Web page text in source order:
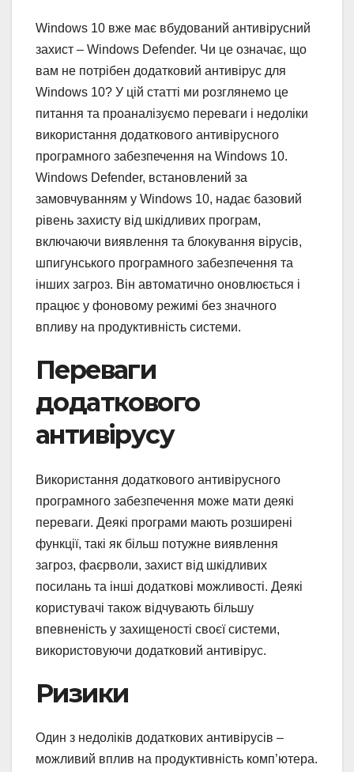
Windows 10 вже має вбудований антивірусний
захист – Windows Defender. Чи це означає, що
вам не потрібен додатковий антивірус для
Windows 10? У цій статті ми розглянемо це
питання та проаналізуємо переваги і недоліки
використання додаткового антивірусного
програмного забезпечення на Windows 10.
Windows Defender, встановлений за
замовчуванням у Windows 10, надає базовий
рівень захисту від шкідливих програм,
включаючи виявлення та блокування вірусів,
шпигунського програмного забезпечення та
інших загроз. Він автоматично оновлюється і
працює у фоновому режимі без значного
впливу на продуктивність системи.
Переваги
додаткового
антивірусу
Використання додаткового антивірусного
програмного забезпечення може мати деякі
переваги. Деякі програми мають розширені
функції, такі як більш потужне виявлення
загроз, фаєрволи, захист від шкідливих
посилань та інші додаткові можливості. Деякі
користувачі також відчувають більшу
впевненість у захищеності своєї системи,
використовуючи додатковий антивірус.
Ризики
Один з недоліків додаткових антивірусів –
можливий вплив на продуктивність комп’ютера.